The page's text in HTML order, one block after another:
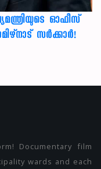
ഓഫീസ്
സർക്കാർ!
Documentary film
wards and each